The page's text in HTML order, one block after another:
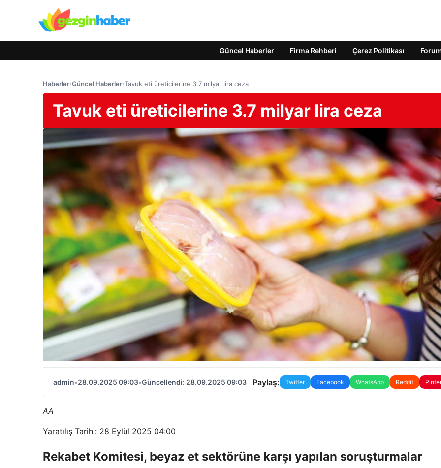
Güncel Haberler Firma Rehberi Çerez Politikası Forum
Haberler›Güncel Haberler›Tavuk eti üreticilerine 3.7 milyar lira ceza
Tavuk eti üreticilerine 3.7 milyar lira ceza
admin•28.09.2025 09:03•Güncellendi: 28.09.2025 09:03 Paylaş: Twitter Facebook WhatsApp Reddit
AA
Yaratılış Tarihi: 28 Eylül 2025 04:00
Rekabet Komitesi, beyaz et sektörüne karşı yapılan soruşturmalar